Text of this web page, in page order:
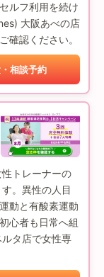
ルフ利用を続け
大阪あべの店
確認ください。
相談予約
トレーナーの
。異性の人目
動と有酸素運動
心者も日常へ組
タ店で女性専